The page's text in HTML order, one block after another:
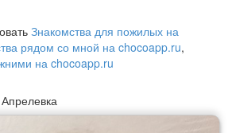
Знакомства для пожилых на
рядом со мной на chocoapp.ru,
на chocoapp.ru